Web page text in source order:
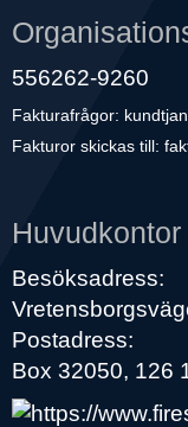
556262-9260
Fakturafrågor:
Fakturor skickas till:
Besöksadress:
Postadress:
Box 32050, 126